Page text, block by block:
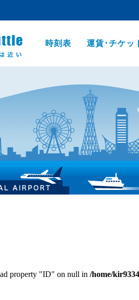
時刻表 運賃･チケッ
property "ID" on null in /home/